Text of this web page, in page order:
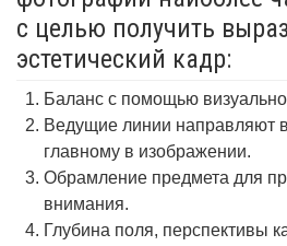
с целью получить
эстетический кадр:
Баланс с помощью
Ведущие линии направляют
главному в изображении.
Обрамление предмета для
внимания.
Глубина поля, перспективы